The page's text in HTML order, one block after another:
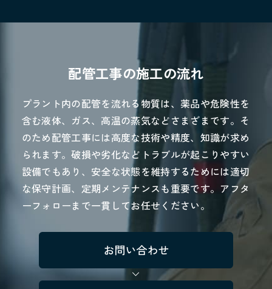
配管工事の施工の流れ
プラント内の配管を流れる物質は、薬品や危険性を
含む液体、ガス、高温の蒸気などさまざまです。そ
のため配管工事には高度な技術や精度、知識が求め
られます。破損や劣化などトラブルが起こりやすい
設備でもあり、安全な状態を維持するためには適切
な保守計画、定期メンテナンスも重要です。アフタ
ーフォローまで一貫してお任せください。